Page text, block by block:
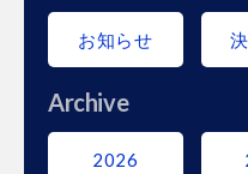
お知らせ
Archive
2026